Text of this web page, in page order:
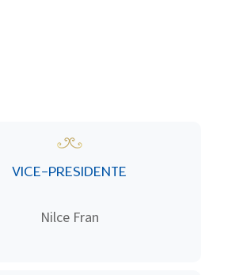
VICE-PRESIDENTE
Nilce Fran